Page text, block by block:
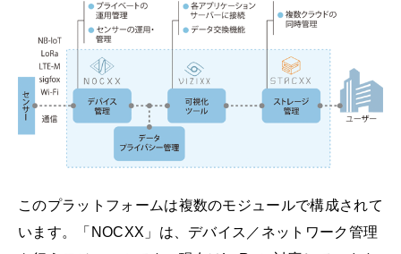
このプラットフォームは複数のモジュールで構成されて
います。「NOCXX」は、デバイス／ネットワーク管理